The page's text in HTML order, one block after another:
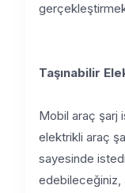
Taşınabilir
Mobil araç şarj
elektrikli araç
sayesinde
edebileceğiniz,